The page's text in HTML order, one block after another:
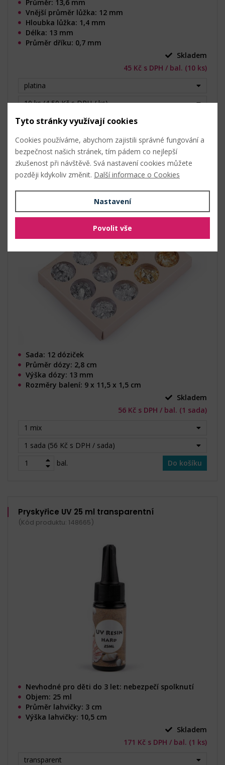
Průměr: 13,6 mm
Vnější průměr lůžka: 12 mm
Hloubka lůžka: 1,4 mm
Délka: 13 mm
Průměr dříku: 0,7 mm
Skladem
45 Kč s DPH / bal. (10 ks)
platina
10 ks (4,50 Kč s DPH / ks)
bal.
Metalické fólie / vločky ke zdobení dekorací a
bytových doplňků
(Kód produktu: 149454)
Sada: 12 dóziček
Průměr dózy: 2,8 cm
Výška dózy: 13 mm
Rozměry balení: 9 x 11,5 x 1,5 cm
Skladem
56 Kč s DPH / bal. (1 sada)
1 mix
1 sada (56 Kč s DPH / sada)
bal.
Do košíku
Pryskyřice UV 25 ml transparentní
(Kód produktu: 148665)
Nevhodné pro děti do 3 let: nebezpečí spolknutí
Objem: 25 ml
Průměr lahvičky: 3 cm
Výška lahvičky: 10,5 cm
Skladem
171 Kč s DPH / bal. (1 ks)
transparent
Tyto stránky využívají cookies
Cookies používáme, abychom zajistili správné fungování a
bezpečnost našich stránek, tím pádem co nejlepší
zkušenost při návštěvě. Svá nastavení cookies můžete
později kdykoliv změnit. Další informace o Cookies
Nastavení
Povolit vše